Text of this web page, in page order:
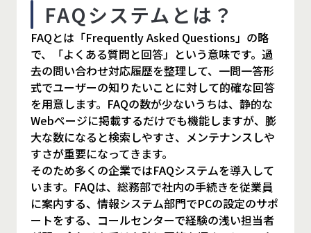
FAQシステムとは？
FAQとは「Frequently Asked Questions」の略
で、「よくある質問と回答」という意味です。過
去の問い合わせ対応履歴を整理して、一問一答形
式でユーザーの知りたいことに対して的確な回答
を用意します。FAQの数が少ないうちは、静的な
Webページに掲載するだけでも機能しますが、膨
大な数になると検索しやすさ、メンテナンスしや
すさが重要になってきます。
そのため多くの企業ではFAQシステムを導入して
います。FAQは、総務部で社内の手続きを従業員
に案内する、情報システム部門でPCの設定のサポ
ートをする、コールセンターで経験の浅い担当者